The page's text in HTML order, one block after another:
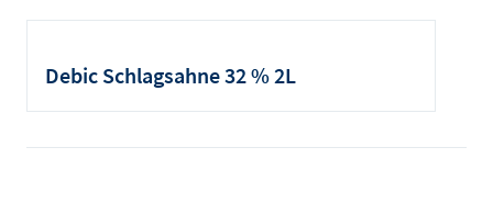
Debic Schlagsahne 32 % 2L